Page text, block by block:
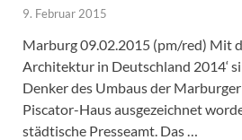
9. Februar 2015
Marburg 09.02.2015 (pm/red) Mit
Architektur in Deutschland 2014‘
Denker des Umbaus der
Piscator-Haus ausgezeichnet
städtische Presseamt. Das …